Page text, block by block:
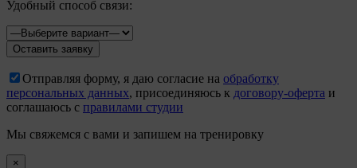
Удобный способ связи:
Отправляя форму, я даю согласие на обработку
персональных данных, присоединяюсь к договору-оферта и
соглашаюсь с правилами студии
Мы свяжемся с вами и запишем на тренировку
×